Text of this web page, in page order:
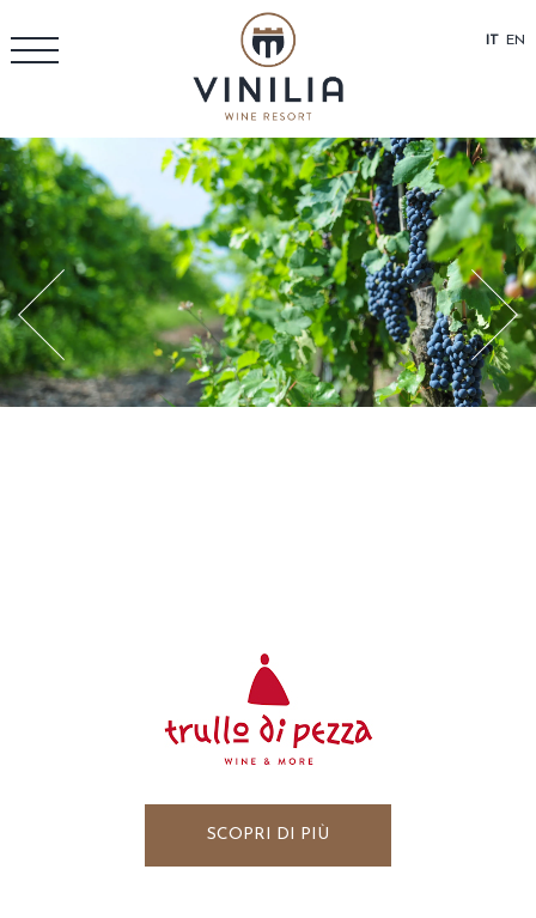
IT EN
SCOPRI DI PIÙ